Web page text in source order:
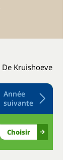
Kruishoeve
Année
suivante
Choisir